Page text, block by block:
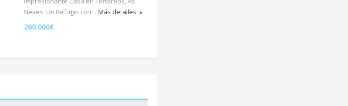
Neves: Un Refugio con… Más detalles
260.000€